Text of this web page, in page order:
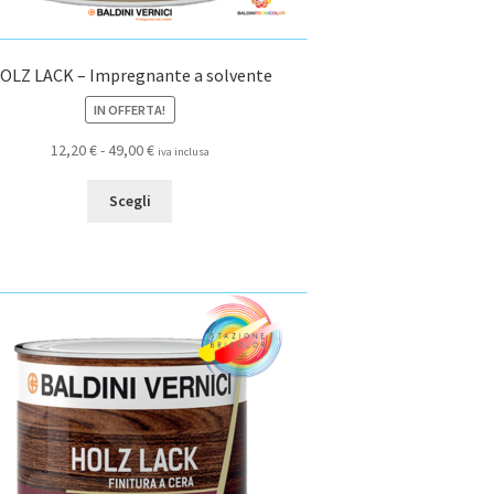
LACK – Impregnante a solvente
IN OFFERTA!
12,20€-49,00€Fascia
49,00 €
iva inclusa
Scegli
varianti.
opzioni
possono
essere
scelte
nella
pagina
del